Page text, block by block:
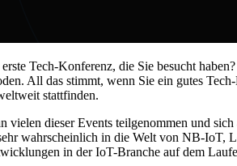
Tech-Konferenz, die Sie besucht
All das stimmt, wenn Sie ein gutes
stattfinden.
vielen dieser Events teilgenommen und
wahrscheinlich in die Welt von NB-
in der IoT-Branche auf dem